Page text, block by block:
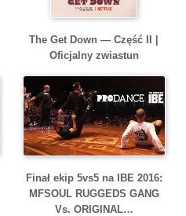
The Get Down — Część II |
Oficjalny zwiastun
Finał ekip 5vs5 na IBE 2016:
MFSOUL RUGGEDS GANG
Vs. ORIGINAL…